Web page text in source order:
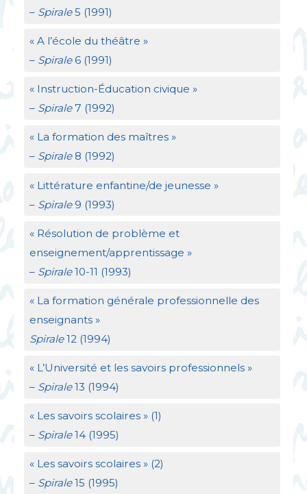
– Spirale5 (1991)
« A l’école du théâtre »
– Spirale6 (1991)
« Instruction-Éducation civique »
– Spirale7 (1992)
« La formation des maîtres »
– Spirale8 (1992)
« Littérature enfantine/de jeunesse »
– Spirale9 (1993)
« Résolution de problème et
enseignement/apprentissage »
– Spirale10-11 (1993)
« La formation générale professionnelle des
enseignants »
Spirale12 (1994)
« L’Université et les savoirs professionnels »
– Spirale13 (1994)
« Les savoirs scolaires » (1)
– Spirale14 (1995)
« Les savoirs scolaires » (2)
– Spirale15 (1995)